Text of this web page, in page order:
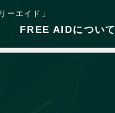
ーエイド」
FREE AIDについて